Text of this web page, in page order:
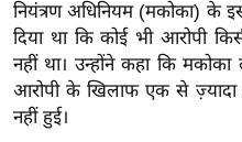
फि
ल्म
स
मी
क्षा
नियंत्रण अधिनियम (मकोका) के
दिया था कि कोई भी आरोपी
नहीं था। उन्होंने कहा कि
आरोपी के खिलाफ एक से ज़्यादा
नहीं हुई।